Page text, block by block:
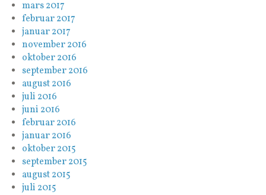
mars 2017
februar 2017
januar 2017
november 2016
oktober 2016
september 2016
august 2016
juli 2016
juni 2016
februar 2016
januar 2016
oktober 2015
september 2015
august 2015
juli 2015